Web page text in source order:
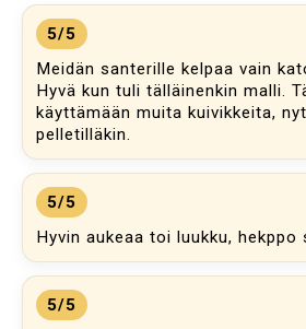
5/5
Meidän santerille kelpaa vain
Hyvä kun tuli tälläinenkin malli.
käyttämään muita kuivikkeita,
pelletilläkin.
5/5
Hyvin aukeaa toi luukku,
5/5